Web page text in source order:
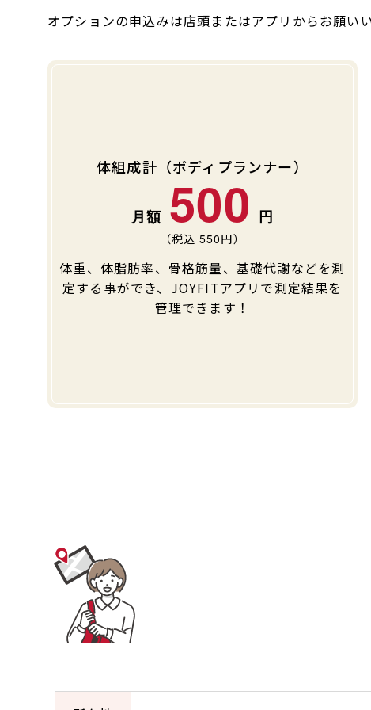
オプションの申込みは店頭またはアプリからお願いい
体組成計（ボディプランナー）
500
（税込 550円）
体重、体脂肪率、骨格筋量、基礎代謝などを測
定する事ができ、JOYFITアプリで測定結果を
管理できます！